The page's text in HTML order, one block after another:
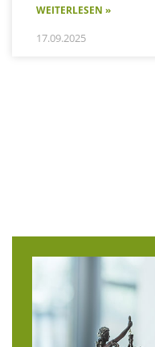
WEITERLESEN »
17.09.2025